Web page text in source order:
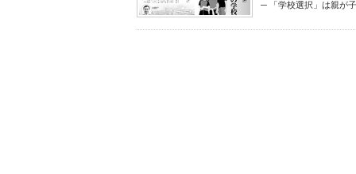
─ 「学校選択」は親が